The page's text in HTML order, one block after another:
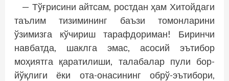
— Тўғрисини айтсам, ростдан ҳам Хитойдаги
таълим тизимининг баъзи томонларини
ўзимизга кўчириш тарафдориман! Биринчи
навбатда, шаклга эмас, асосий эътибор
моҳиятга қаратилиши, талабалар пули бор-
йўқлиги ёки ота-онасининг обрў-эътибори,